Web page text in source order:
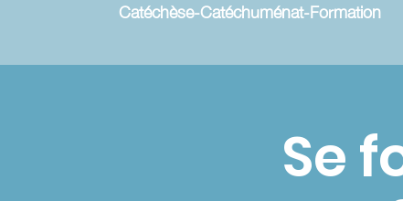
Catéchèse-Catéchuménat-Formation
Se